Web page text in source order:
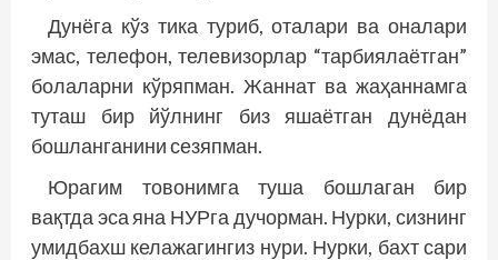
Дунёга кўз тика туриб, оталари ва оналари
эмас, телефон, телевизорлар “тарбиялаётган”
болаларни кўряпман. Жаннат ва жаҳаннамга
туташ бир йўлнинг биз яшаётган дунё­дан
бошланганини сезяпман.
Юрагим товонимга туша бошлаган бир
вақтда эса яна НУРга дучорман. Нурки, сизнинг
умидбахш келажагингиз нури. Нурки, бахт сари